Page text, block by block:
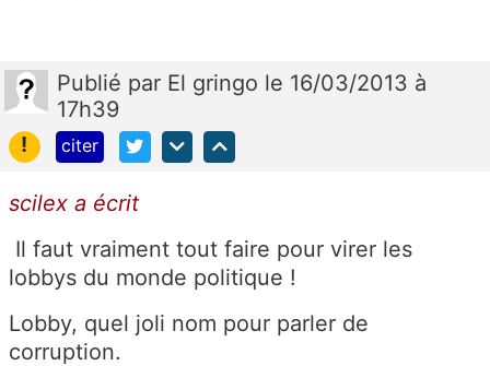
Publié par El gringo le 16/03/2013 à
17h39
!
citer
scilex a écrit
Il faut vraiment tout faire pour virer les
lobbys du monde politique !
Lobby, quel joli nom pour parler de
corruption.